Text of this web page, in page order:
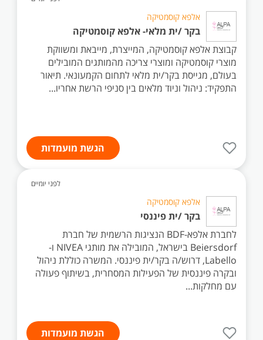
אלפא קוסמטיקה
בקר /ית מלאי- אלפא קוסמטיקה
קבוצת אלפא קוסמטיקה, המייצרת, מייבאת ומשווקת
מוצרי קוסמטיקה ומוצרי צריכה מהמותגים המובילים
בעולם, מגייסת בקר/ית מלאי לתחום הקמעונאי. תיאור
התפקיד: ניהול וניוד מלאים בין סניפי הרשת אחריו...
הגשת מועמדות
לפני יומיים
אלפא קוסמטיקה
בקר /ית פיננסי
לחברת אלפא-BDF הנציגות הרשמית של חברת
Beiersdorf בישראל, המובילה את מותגי NIVEA ו-
Labello, דרוש/ה בקר/ית פיננסי. המשרה כוללת ניהול
ובקרה פיננסית של הפעילות המסחרית, בשיתוף פעולה
עם מחלקות...
הגשת מועמדות